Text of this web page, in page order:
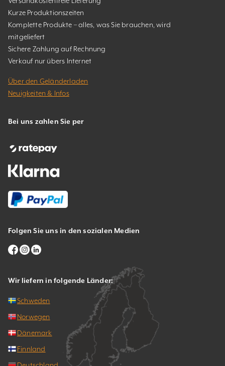
Kurze Produktionszeiten
Komplette Produkte – alles, was Sie brauchen, wird
mitgeliefert
Sichere Zahlung auf Rechnung
Verkauf nur übers Internet
Über den Geländerladen
Neuigkeiten & Infos
Bei uns zahlen Sie per
Folgen Sie uns in den sozialen Medien
Wir liefern in folgende Länder:
Schweden
Norwegen
Dänemark
Finnland